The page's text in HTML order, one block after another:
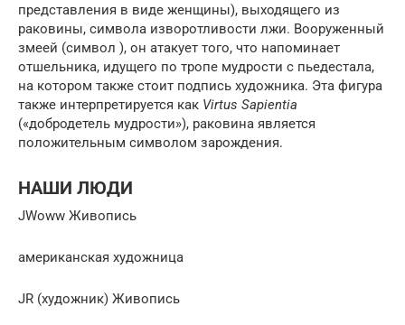
представления в виде женщины), выходящего из
раковины, символа изворотливости лжи. Вооруженный
змеей (символ ), он атакует того, что напоминает
отшельника, идущего по тропе мудрости с пьедестала,
на котором также стоит подпись художника. Эта фигура
также интерпретируется как Virtus Sapientia
(«добродетель мудрости»), раковина является
положительным символом зарождения.
НАШИ ЛЮДИ
JWoww Живопись
американская художница
JR (художник) Живопись